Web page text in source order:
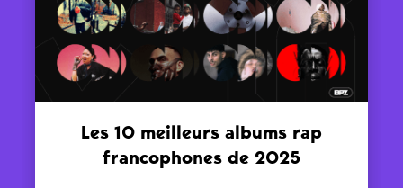
Les 10 meilleurs albums rap
francophones de 2025